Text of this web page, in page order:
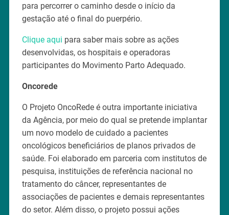
para percorrer o caminho desde o início da
gestação até o final do puerpério.
Clique aqui para saber mais sobre as ações
desenvolvidas, os hospitais e operadoras
participantes do Movimento Parto Adequado.
Oncorede
O Projeto OncoRede é outra importante iniciativa
da Agência, por meio do qual se pretende implantar
um novo modelo de cuidado a pacientes
oncológicos beneficiários de planos privados de
saúde. Foi elaborado em parceria com institutos de
pesquisa, instituições de referência nacional no
tratamento do câncer, representantes de
associações de pacientes e demais representantes
do setor. Além disso, o projeto possui ações